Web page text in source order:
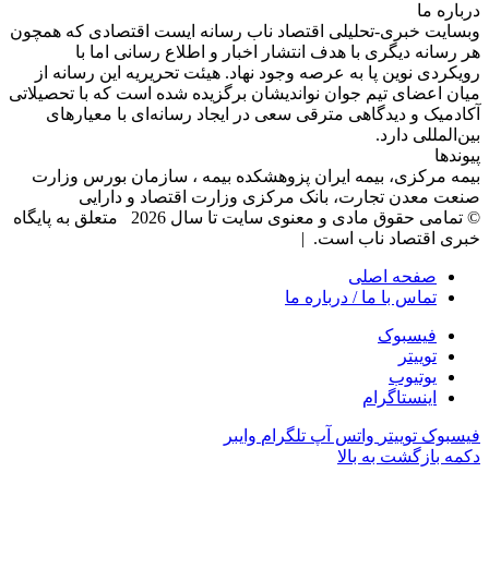
درباره‌ ما
وبسایت خبری-تحلیلی اقتصاد ناب رسانه‌ ایست اقتصادی که همچون
هر رسانه دیگری با هدف انتشار اخبار و اطلاع رسانی اما با
رویکردی نوین پا به عرصه وجود نهاد. هیئت تحریریه این رسانه از
میان اعضای تیم جوان نواندیشان برگزیده شده است که با تحصیلاتی
آکادمیک و دیدگاهی‌ مترقی سعی در ایجاد رسانه‌ای با معیار‌های
بین‌المللی دارد.
پیوندها
بیمه مرکزی، بیمه ایران پزوهشکده بیمه ، سازمان بورس وزارت
صنعت معدن تجارت، بانک مرکزی وزارت اقتصاد و دارایی
© تمامی حقوق مادی و معنوی سایت تا سال 2026 متعلق به پایگاه
خبری اقتصاد ناب است. |
صفحه اصلی
تماس با ما / درباره ما
فیسبوک
توییتر
یوتیوب
اینستاگرام
فیسبوک توییتر واتس آپ تلگرام وایبر
دکمه بازگشت به بالا